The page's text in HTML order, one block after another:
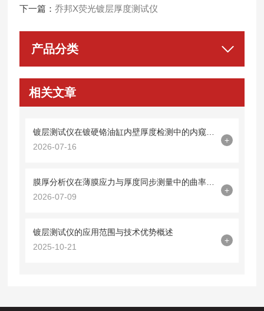
下一篇：乔邦X荧光镀层厚度测试仪
产品分类
相关文章
2026-07-16
+
2026-07-09
+
镀层测试仪的应用范围与技术优势概述
2025-10-21
+